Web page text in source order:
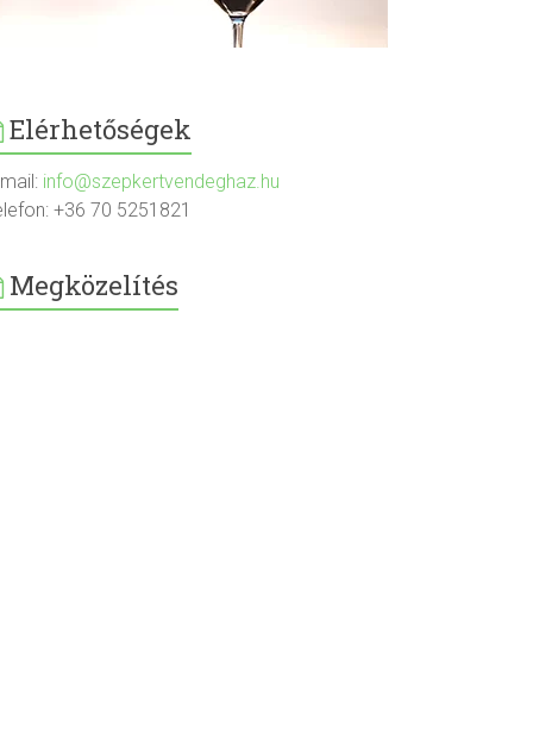
Elérhetőségek
info@szepkertvendeghaz.hu
+36 70 5251821
Megközelítés